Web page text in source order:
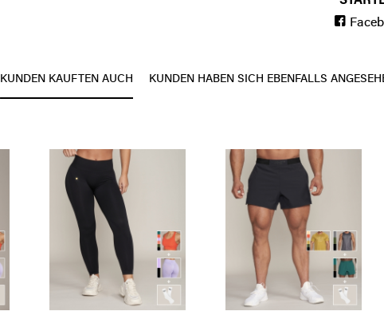
KUNDEN KAUFTEN AUCH KUNDEN HABEN SICH EBENFALLS